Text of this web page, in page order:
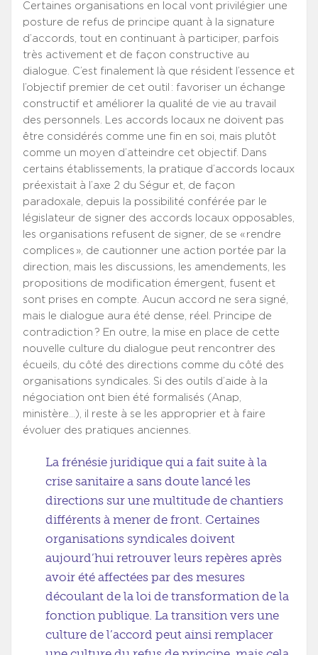
Certaines organisations en local vont privilégier une
posture de refus de principe quant à la signature
d’accords, tout en continuant à participer, parfois
très activement et de façon constructive au
dialogue. C’est finalement là que résident l’essence et
l’objectif premier de cet outil : favoriser un échange
constructif et améliorer la qualité de vie au travail
des personnels. Les accords locaux ne doivent pas
être considérés comme une fin en soi, mais plutôt
comme un moyen d’atteindre cet objectif. Dans
certains établissements, la pratique d’accords locaux
préexistait à l’axe 2 du Ségur et, de façon
paradoxale, depuis la possibilité conférée par le
législateur de signer des accords locaux opposables,
les organisations refusent de signer, de se « rendre
complices », de cautionner une action portée par la
direction, mais les discussions, les amendements, les
propositions de modification émergent, fusent et
sont prises en compte. Aucun accord ne sera signé,
mais le dialogue aura été dense, réel. Principe de
contradiction ? En outre, la mise en place de cette
nouvelle culture du dialogue peut rencontrer des
écueils, du côté des directions comme du côté des
organisations syndicales. Si des outils d’aide à la
négociation ont bien été formalisés (Anap,
ministère…), il reste à se les approprier et à faire
évoluer des pratiques anciennes.
La frénésie juridique qui a fait suite à la
crise sanitaire a sans doute lancé les
directions sur une multitude de chantiers
différents à mener de front. Certaines
organisations syndicales doivent
aujourd’hui retrouver leurs repères après
avoir été affectées par des mesures
découlant de la loi de transformation de la
fonction publique. La transition vers une
culture de l’accord peut ainsi remplacer